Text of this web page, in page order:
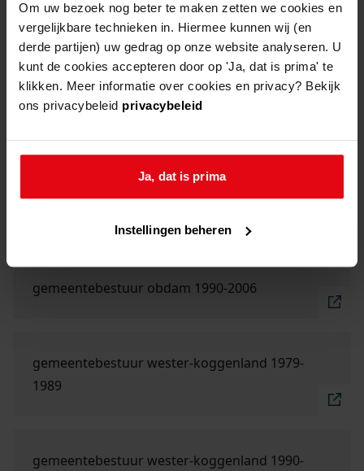
Om uw bezoek nog beter te maken zetten we cookies en
vergelijkbare technieken in. Hiermee kunnen wij (en
derde partijen) uw gedrag op onze website analyseren. U
kunt de cookies accepteren door op 'Ja, dat is prima' te
klikken. Meer informatie over cookies en privacy? Bekijk
ons privacybeleid privacybeleid
Ja, dat is prima
Instellingen beheren
Archieven van overheidsinstellingen en van
diverse kerkgenootschappen, verenigingen,
stichtingen en personen.
in onze collectie
Ga naar "gemeentebestuur Obdam 1979-1989".
gemeentebestuur obdam 1990-2006
Ga naar "gemeentebestuur Obdam 1990-2006".
gemeentebestuur wester-koggenland 1979-
1989
gemeentebestuur wester-koggenland 1990-